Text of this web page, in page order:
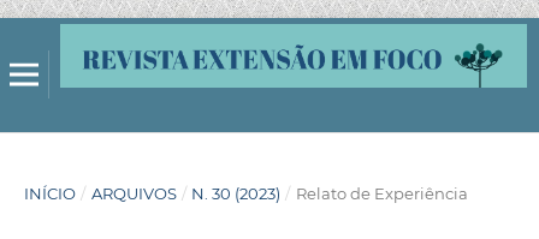
INÍCIO / ARQUIVOS / N. 30 (2023) / Relato de Experiência